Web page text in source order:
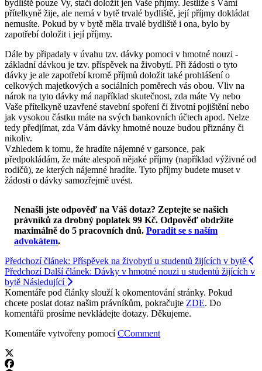
bydliště pouze Vy, stačí doložit jen Vaše příjmy. Jestliže s Vámi
přítelkyně žije, ale nemá v bytě trvalé bydliště, její příjmy dokládat
nemusíte. Pokud by v bytě měla trvalé bydliště i ona, bylo by
zapotřebí doložit i její příjmy.
Dále by připadaly v úvahu tzv. dávky pomoci v hmotné nouzi -
základní dávkou je tzv. příspěvek na živobytí. Při žádosti o tyto
dávky je ale zapotřebí kromě příjmů doložit také prohlášení o
celkových majetkových a sociálních poměrech vás obou. Vliv na
nárok na tyto dávky má například skutečnost, zda máte Vy nebo
Vaše přítelkyně uzavřené stavební spoření či životní pojištění nebo
jak vysokou částku máte na svých bankovních účtech apod. Nelze
tedy předjímat, zda Vám dávky hmotné nouze budou přiznány či
nikoliv.
Vzhledem k tomu, že hradíte nájemné v garsonce, pak
předpokládám, že máte alespoň nějaké příjmy (například výživné od
rodičů), ze kterých nájemné hradíte. Tyto příjmy budete muset v
žádosti o dávky samozřejmě uvést.
Nenašli jste odpověď na Váš dotaz? Zeptejte se našich
právníků za drobný poplatek 99 Kč. Odpověď obdržíte
maximálně do 5 pracovních dnů. Poradit se s naším
advokátem.
Předchozí článek: Příspěvek na živobytí u studentů žijících v bytě
Předchozí Další článek: Dávky v hmotné nouzi u studentů žijících v
bytě Následující
Komentáře pod články slouží k okomentování stránky. Pokud
chcete poslat dotaz našim právníkům, pokračujte ZDE. Do
komentářů prosíme nevkládejte dotazy. Děkujeme.
Komentáře vytvořeny pomocíCComment